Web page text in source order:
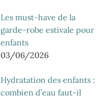
Les must-have de la
garde-robe estivale pour
enfants
03/06/2026
Hydratation des enfants :
combien d’eau faut-il